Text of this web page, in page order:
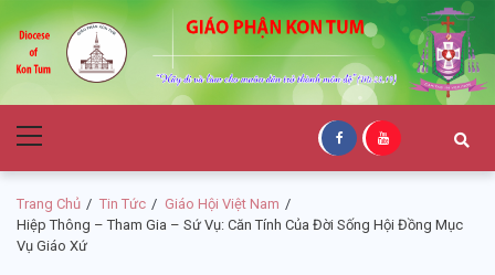
to
navigation
to
content
Giáo Phận Kon
Tum
Menu
Trang Chủ Tin Tức
Giáo Hội Việt Nam
Hiệp Thông – Tham Gia – Sứ Vụ: Căn Tính Của Đời Sống Hội Đồng Mục
Vụ Giáo Xứ